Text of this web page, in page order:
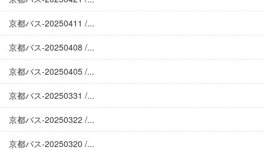
京都バス-20250411 /...
京都バス-20250408 /...
京都バス-20250405 /...
京都バス-20250331 /...
京都バス-20250322 /...
京都バス-20250320 /...